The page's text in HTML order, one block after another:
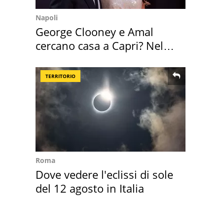
Napoli
George Clooney e Amal
cercano casa a Capri? Nel
TERRITORIO
Roma
Dove vedere l'eclissi di sole
del 12 agosto in Italia